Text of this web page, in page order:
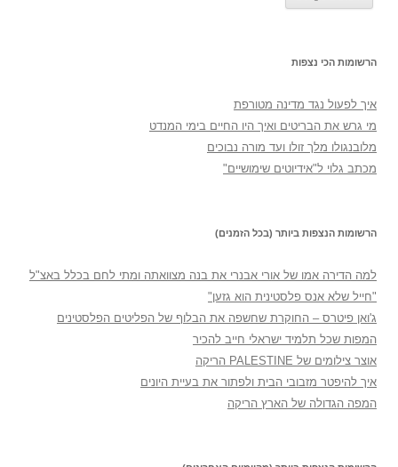
הרשומות הכי נצפות
איך לפעול נגד מדינה מטורפת
מי גרש את הבריטים ואיך היו החיים בימי המנדט
מלובנגולו מלך זולו ועד מורה נבוכים
מכתב גלוי ל"אידיוטים שימושיים"
הרשומות הנצפות ביותר (בכל הזמנים)
למה הדירה אמו של אורי אבנרי את בנה מצוואתה ומתי לחם בכלל באצ"ל
"חייל שלא אנס פלסטינית הוא גזען"
ג'ואן פיטרס – החוקרת שחשפה את הבלוף של הפליטים הפלסטינים
המפות שכל תלמיד ישראלי חייב להכיר
אוצר צילומים של PALESTINE הריקה
איך להיפטר מזבובי הבית ולפתור את בעיית היונים
המפה הגדולה של הארץ הריקה